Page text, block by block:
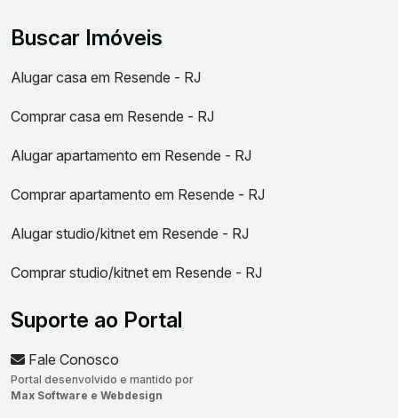
Buscar Imóveis
Alugar casa em Resende - RJ
Comprar casa em Resende - RJ
Alugar apartamento em Resende - RJ
Comprar apartamento em Resende - RJ
Alugar studio/kitnet em Resende - RJ
Comprar studio/kitnet em Resende - RJ
Suporte ao Portal
Fale Conosco
Portal desenvolvido e mantido por
Max Software e Webdesign